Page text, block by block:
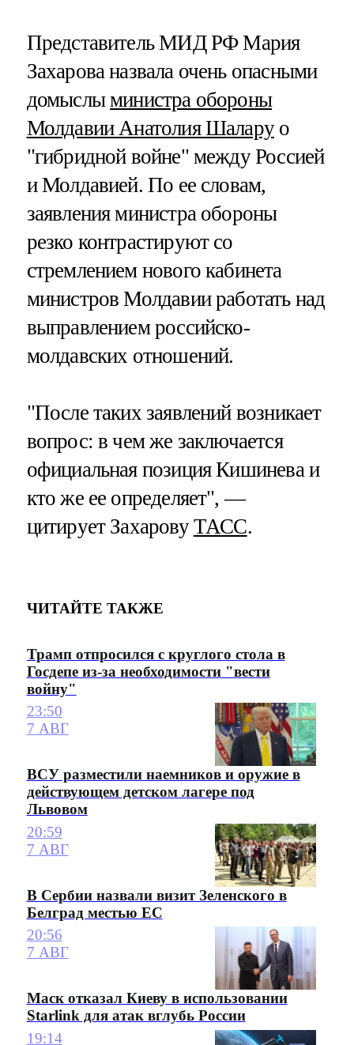
Представитель МИД РФ Мария
Захарова назвала очень опасными
домыслыминистра обороны
Молдавии Анатолия Шаларуо
"гибридной войне" между Россией
и Молдавией. По ее словам,
заявления министра обороны
резко контрастируют со
стремлением нового кабинета
министров Молдавии работать над
выправлением российско-
молдавских отношений.
"После таких заявлений возникает
вопрос: в чем же заключается
официальная позиция Кишинева и
кто же ее определяет", —
цитирует ЗахаровуТАСС.
ЧИТАЙТЕ ТАКЖЕ
Трамп отпросился с круглого стола в
Госдепе из-за необходимости "вести
войну"
23:50
7 АВГ
ВСУ разместили наемников и оружие в
действующем детском лагере под
Львовом
20:59
7 АВГ
В Сербии назвали визит Зеленского в
Белград местью ЕС
20:56
7 АВГ
Маск отказал Киеву в использовании
Starlink для атак вглубь России
19:14